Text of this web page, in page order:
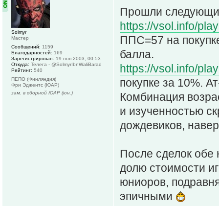
Прошли
https://vsol.info/
ППС=57 на
балла.
https://vsol.info/
покупке за 10%.
Комбинация
и изученностью
дождевиков,
После сделок
долю стоимости
юниоров,
эпичными
Solmyr
Мастер
Сообщений: 1159
Благодарностей: 169
Зарегистрирован: 19 ноя 2003, 00:53
Откуда: Телега - @SolmyrIbnWaliBarad
Рейтинг: 540
ПЕПО (Финляндия)
Фри Эджентс (ЮАР)
зам. в сборной ЮАР (юн.)